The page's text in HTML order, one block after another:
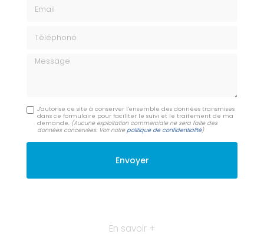
Message
J'autorise ce site à conserver l'ensemble des données transmises
dans ce formulaire pour faciliter le suivi et le traitement de ma
demande. (Aucune exploitation commerciale ne sera faite des
données concervées. Voir notrepolitique de confidentialité)
En savoir +